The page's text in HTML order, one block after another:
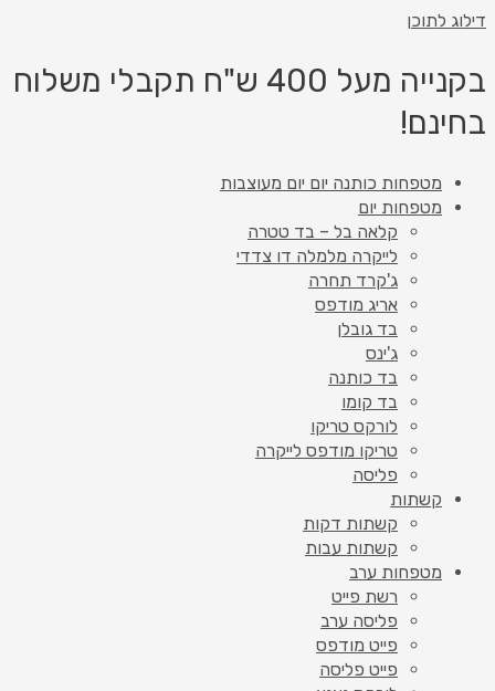
דילוג לתוכן
בקנייה מעל 400 ש"ח תקבלי משלוח
בחינם!
מטפחות כותנה יום יום מעוצבות
מטפחות יום
קלאה בל – בד טטרה
לייקרה מלמלה דו צדדי
ג'קרד תחרה
אריג מודפס
בד גובלן
ג'ינס
בד כותנה
בד קומו
לורקס טריקו
טריקו מודפס לייקרה
פליסה
קשתות
קשתות דקות
קשתות עבות
מטפחות ערב
רשת פייט
פליסה ערב
פייט מודפס
פייט פליסה